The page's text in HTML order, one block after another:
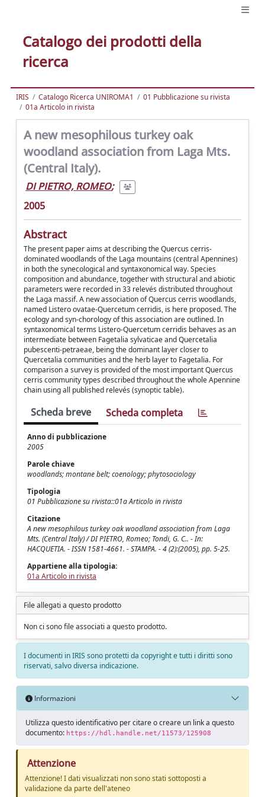
Catalogo dei prodotti della
ricerca
IRIS Catalogo Ricerca UNIROMA1
01 Pubblicazione su rivista
01a Articolo in rivista
A new mesophilous turkey oak
woodland association from Laga Mts.
(Central Italy).
DI PIETRO, ROMEO;
2005
Abstract
The present paper aims at describing the Quercus cerris-
dominated woodlands of the Laga mountains (central Apennines)
in both the synecological and syntaxonomical way. Species
composition and abundance, together with structural and abiotic
parameters were recorded in 33 relevés distributed throughout
the Laga massif. A new association of Quercus cerris woodlands,
named Listero ovatae-Quercetum cerridis, is here proposed. The
ecology and syn-chorology of this association are outlined. In
syntaxonomical terms Listero-Quercetum cerridis behaves as an
intermediate between Fagetalia sylvaticae and Quercetalia
pubescenti-petraeae, being the dominant layer closer to
Quercetalia communities and the herb layer to Fagetalia. For
comparison a survey is provided of the most important Quercus
cerris community types described throughout the whole Apennine
chain using all published relevés (synoptic table).
Scheda breve Scheda completa
Anno di pubblicazione
2005
Parole chiave
woodlands; montane belt; coenology; phytosociology
Tipologia
01 Pubblicazione su rivista::01a Articolo in rivista
Citazione
A new mesophilous turkey oak woodland association from Laga
Mts. (Central Italy) / DI PIETRO, Romeo; Tondi, G. C.. - In:
HACQUETIA. - ISSN 1581-4661. - STAMPA. - 4 (2):(2005), pp. 5-25.
Appartiene alla tipologia:
01a Articolo in rivista
File allegati a questo prodotto
Non ci sono file associati a questo prodotto.
I documenti in IRIS sono protetti da copyright e tutti i diritti sono
riservati, salvo diversa indicazione.
Informazioni
Utilizza questo identificativo per citare o creare un link a questo
documento: https://hdl.handle.net/11573/125908
Attenzione
Attenzione! I dati visualizzati non sono stati sottoposti a
validazione da parte dell'ateneo